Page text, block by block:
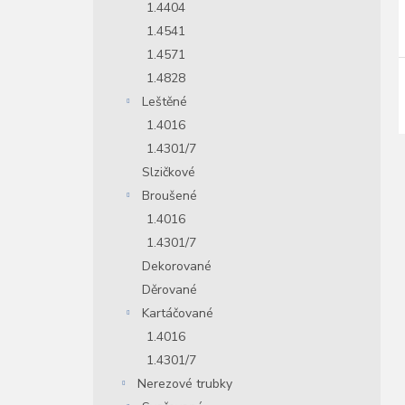
1.4404
1.4541
1.4571
1.4828
Leštěné
1.4016
1.4301/7
Slzičkové
Broušené
1.4016
1.4301/7
Dekorované
Děrované
Kartáčované
1.4016
1.4301/7
Nerezové trubky